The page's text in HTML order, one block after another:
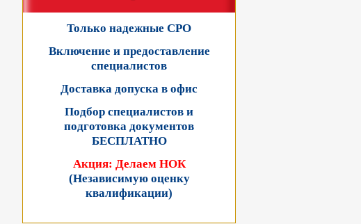
Только надежные СРО
Включение и предоставление
специалистов
Доставка допуска в офис
Подбор специалистов и
подготовка документов
БЕСПЛАТНО
Акция: Делаем НОК
(Независимую оценку
квалификации)